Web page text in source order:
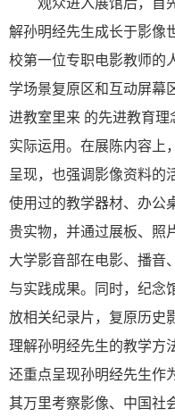
解孙明经先生成长于影像
校第一位专职电影教师的
学场景复原区和互动屏幕
进教室里来 的先进教育理
实际运用。在展陈内容上
呈现，也强调影像资料的
使用过的教学器材、办公
贵实物，并通过展板、照
大学影音部在电影、播音
与实践成果。同时，纪念
放相关纪录片，复原历史
理解孙明经先生的教学方
还重点呈现孙明经先生作
其万里考察影像、中国社